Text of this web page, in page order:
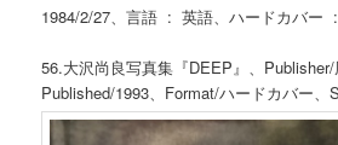
56.大沢尚良写真集『DEEP』、Publisher/
Published/1993、Format/ハードカバー、